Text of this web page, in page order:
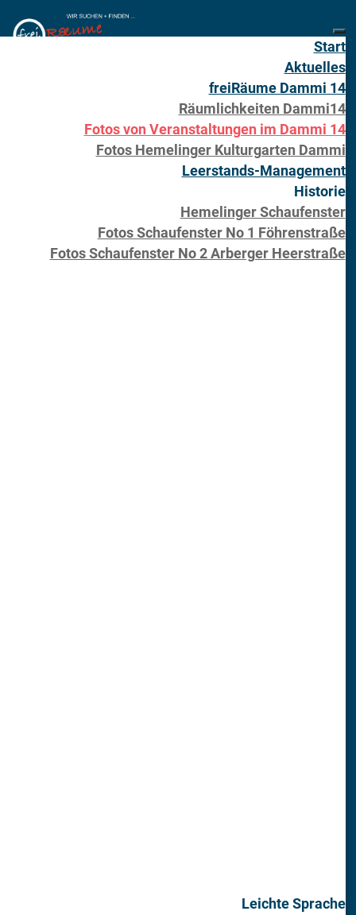
Start
Aktuelles
freiRäume Dammi 14
Räumlichkeiten Dammi14
Fotos von Veranstaltungen im Dammi 14
Fotos Hemelinger Kulturgarten Dammi
Leerstands-Management
Historie
Hemelinger Schaufenster
Fotos Schaufenster No 1 Föhrenstraße
Fotos Schaufenster No 2 Arberger Heerstraße
Leichte Sprache